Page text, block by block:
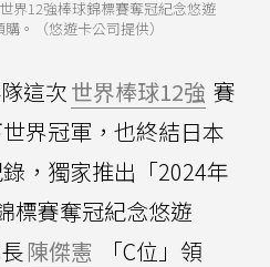
界12強棒球錦標賽奪冠紀念悠遊
。（悠遊卡公司提供）
這次世界棒球12強 賽
界冠軍，也終結日本
，獨家推出「2024年
標賽奪冠紀念悠遊
陳傑憲
「C位」領